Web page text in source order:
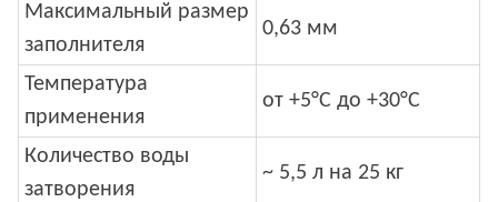
Максимальный размер
заполнителя
0,63 мм
Температура
применения
от +5°С до +30°С
Количество воды
затворения
~ 5,5 л на 25 кг